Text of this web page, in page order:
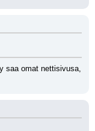
saa omat nettisivusa,